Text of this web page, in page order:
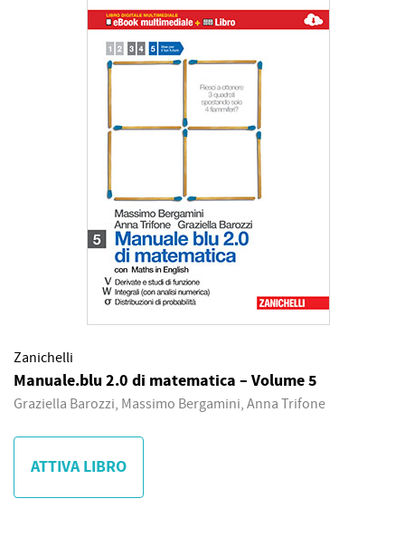
Zanichelli
Manuale.blu 2.0 di matematica – Volume 5
Graziella Barozzi, Massimo Bergamini, Anna Trifone
ATTIVA LIBRO